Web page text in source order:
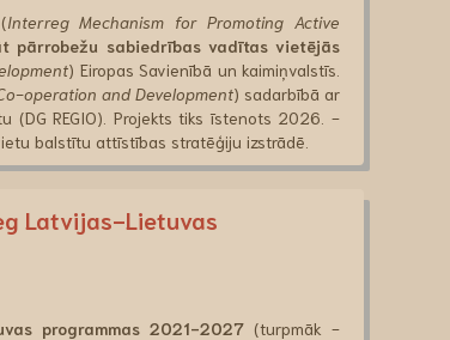
(Interreg Mechanism for Promoting Active
pārrobežu sabiedrības vadītas vietējās
) Eiropas Savienībā un kaimiņvalstīs.
operation and Development) sadarbībā ar
(DG REGIO). Projekts tiks īstenots 2026. -
balstītu attīstības stratēģiju izstrādē.
Latvijas-Lietuvas
programmas 2021-2027 (turpmāk -